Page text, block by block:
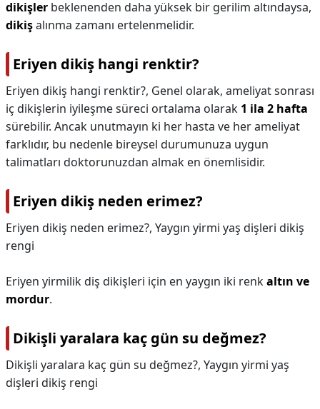
dikişler beklenenden daha yüksek bir gerilim altındaysa,
dikişalınma zamanı ertelenmelidir.
Eriyen dikiş hangi renktir?
Eriyen dikiş hangi renktir?, Genel olarak, ameliyat sonrası
iç dikişlerin iyileşme süreci ortalama olarak 1 ila 2 hafta
sürebilir. Ancak unutmayın ki her hasta ve her ameliyat
farklıdır, bu nedenle bireysel durumunuza uygun
talimatları doktorunuzdan almak en önemlisidir.
Eriyen dikiş neden erimez?
Eriyen dikiş neden erimez?, Yaygın yirmi yaş dişleri dikiş
rengi
Eriyen yirmilik diş dikişleri için en yaygın iki renkaltın ve
mordur.
Dikişli yaralara kaç gün su değmez?
Dikişli yaralara kaç gün su değmez?, Yaygın yirmi yaş
dişleri dikiş rengi